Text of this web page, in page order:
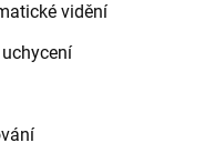
vidění